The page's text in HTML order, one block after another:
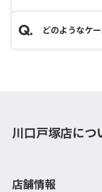
どのようなケ
川口戸塚店につ
店舗情報